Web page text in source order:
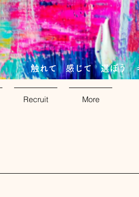
触れて 感じて 選ぼう
Recruit More